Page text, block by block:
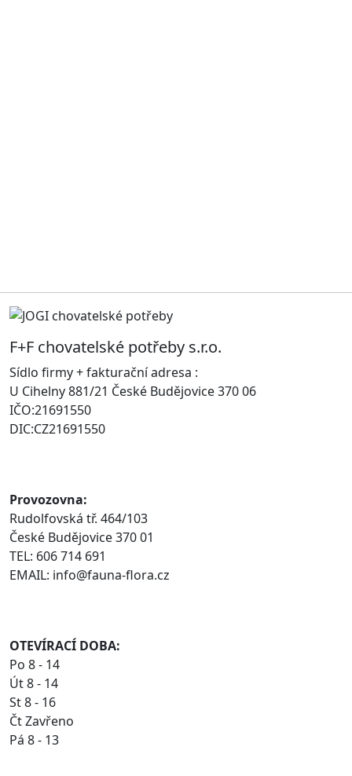
F+F chovatelské potřeby s.r.o.
Sídlo firmy + fakturační adresa :
U Cihelny 881/21 České Budějovice 370 06
IČO:21691550
DIC:CZ21691550
Provozovna:
Rudolfovská tř. 464/103
České Budějovice 370 01
TEL: 606 714 691
EMAIL: info@fauna-flora.cz
OTEVÍRACÍ DOBA:
Po 8 - 14
Út 8 - 14
St 8 - 16
Čt Zavřeno
Pá 8 - 13